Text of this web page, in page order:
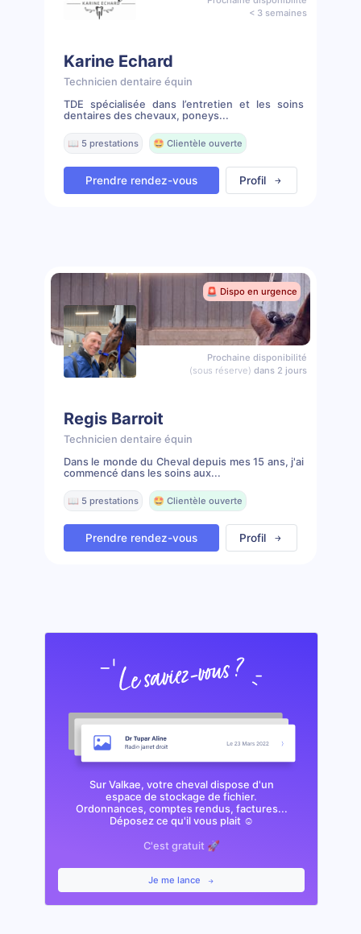
< 3 semaines
Karine Echard
Technicien dentaire équin
TDE spécialisée dans l’entretien et les soins
dentaires des chevaux, poneys...
📖 5 prestations 🤩 Clientèle ouverte
Prendre rendez-vous Profil
🚨 Dispo en urgence
Prochaine disponibilité
(sous réserve) dans 2 jours
Regis Barroit
Technicien dentaire équin
Dans le monde du Cheval depuis mes 15 ans, j'ai
commencé dans les soins aux...
📖 5 prestations 🤩 Clientèle ouverte
Prendre rendez-vous Profil
Sur Valkae, votre cheval dispose d'un
espace de stockage de fichier.
Ordonnances, comptes rendus, factures...
Déposez ce qu'il vous plait ☺️
C'est gratuit 🚀
Je me lance